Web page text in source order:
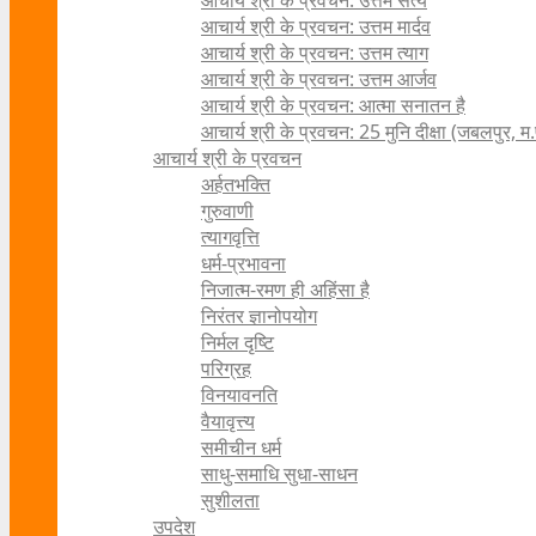
आचार्य श्री के प्रवचन: उत्तम मार्दव
आचार्य श्री के प्रवचन: उत्तम त्याग
आचार्य श्री के प्रवचन: उत्तम आर्जव
आचार्य श्री के प्रवचन: आत्मा सनातन है
आचार्य श्री के प्रवचन: 25 मुनि दीक्षा (जबलपुर,
आचार्य श्री के प्रवचन
अर्हतभक्ति
गुरुवाणी
त्यागवृत्ति
धर्म-प्रभावना
निजात्म-रमण ही अहिंसा है
निरंतर ज्ञानोपयोग
निर्मल दृष्टि
परिग्रह
विनयावनति
वैयावृत्त्य
समीचीन धर्म
साधु-समाधि सुधा-साधन
सुशीलता
उपदेश